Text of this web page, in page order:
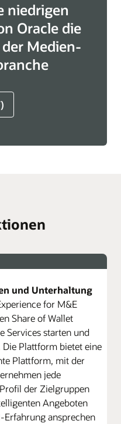
niedrigen
Oracle die
Medien-
und Unterhaltung
for M&E
Share of Wallet
Services starten und
Plattform bietet eine
Plattform, mit der
jede
der Zielgruppen
Angeboten
ansprechen